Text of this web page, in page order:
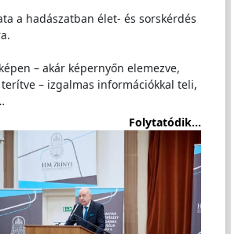
a hadászatban élet- és sorskérdés
– akár képernyőn elemezve,
– izgalmas információkkal teli,
Folytatódik...